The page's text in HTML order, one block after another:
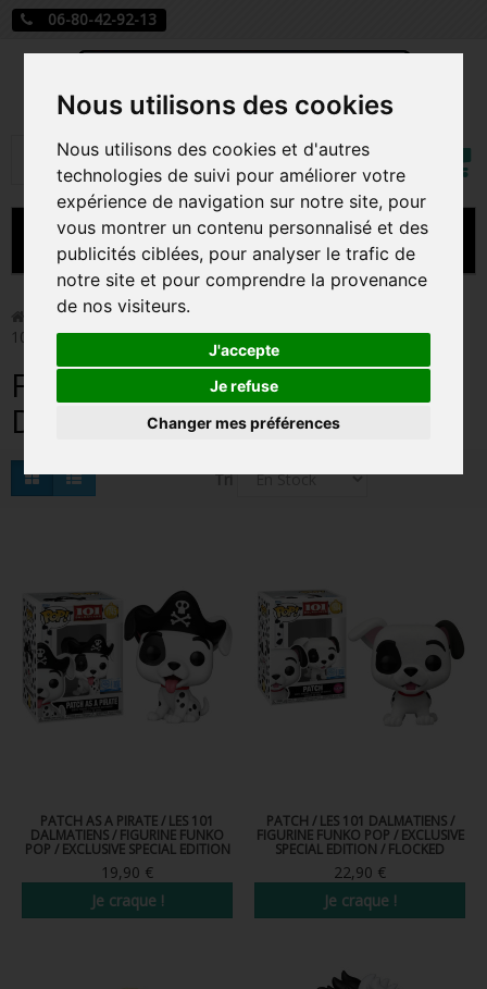
Nous utilisons des cookies
Nous utilisons des cookies et d'autres
technologies de suivi pour améliorer votre
expérience de navigation sur notre site, pour
vous montrer un contenu personnalisé et des
publicités ciblées, pour analyser le trafic de
notre site et pour comprendre la provenance
de nos visiteurs.
J'accepte
Je refuse
Changer mes préférences
06-80-42-92-13
Rechercher
Mon
MENU
CARTE A JOUER
PRÉCOMMANDE FIGURINES POP
FIGURINES POP MANGA
FIGURINES POP DISNEY
FIGURINES POP MARVEL
FIGURINES POP AUTRES FILMS
FIGURINES POP SPORTS
FIGURINES POP ANIME
FIGURINES POP STRANGER THINGS
FIGURINES POP DC COMICS
Funko Pop! > Figurines Pop Disney
101 Dalmatiens
Figurines Pop Les 101
Dalmatiens
Tri
PATCH AS A PIRATE / LES 101
DALMATIENS / FIGURINE FUNKO
POP / EXCLUSIVE SPECIAL EDITION
19,90 €
Je craque !
PATCH / LES 101 DALMATIENS /
FIGURINE FUNKO POP / EXCLUSIVE
SPECIAL EDITION / FLOCKED
22,90 €
Je craque !